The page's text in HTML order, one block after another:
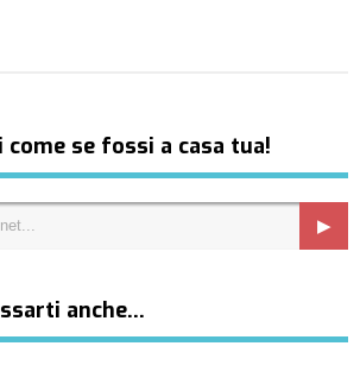
come se fossi a casa tua!
anche…